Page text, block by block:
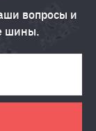
вопросы и
шины.